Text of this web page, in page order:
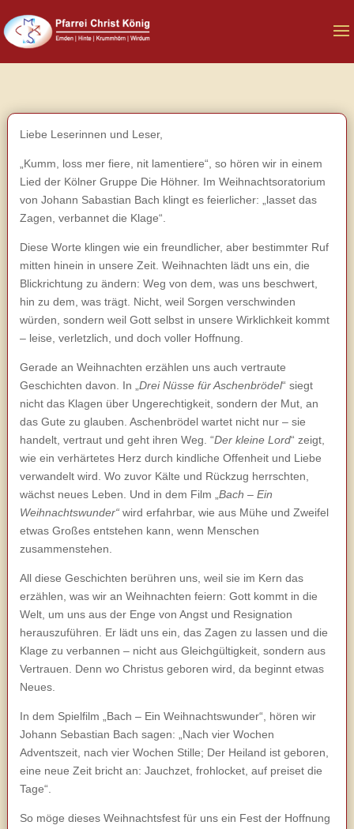
Liebe Leserinnen und Leser,
„Kumm, loss mer fiere, nit lamentiere“, so hören wir in einem
Lied der Kölner Gruppe Die Höhner. Im Weihnachtsoratorium
von Johann Sabastian Bach klingt es feierlicher: „lasset das
Zagen, verbannet die Klage“.
Diese Worte klingen wie ein freundlicher, aber bestimmter Ruf
mitten hinein in unsere Zeit. Weihnachten lädt uns ein, die
Blickrichtung zu ändern: Weg von dem, was uns beschwert,
hin zu dem, was trägt. Nicht, weil Sorgen verschwinden
würden, sondern weil Gott selbst in unsere Wirklichkeit kommt
– leise, verletzlich, und doch voller Hoffnung.
Gerade an Weihnachten erzählen uns auch vertraute
Geschichten davon. In „ Drei Nüsse für Aschenbrödel“ siegt
nicht das Klagen über Ungerechtigkeit, sondern der Mut, an
das Gute zu glauben. Aschenbrödel wartet nicht nur – sie
handelt, vertraut und geht ihren Weg. “Der kleine Lord“ zeigt,
wie ein verhärtetes Herz durch kindliche Offenheit und Liebe
verwandelt wird. Wo zuvor Kälte und Rückzug herrschten,
wächst neues Leben. Und in dem Film „ Bach – Ein
Weihnachtswunder“ wird erfahrbar, wie aus Mühe und Zweifel
etwas Großes entstehen kann, wenn Menschen
zusammenstehen.
All diese Geschichten berühren uns, weil sie im Kern das
erzählen, was wir an Weihnachten feiern: Gott kommt in die
Welt, um uns aus der Enge von Angst und Resignation
herauszuführen. Er lädt uns ein, das Zagen zu lassen und die
Klage zu verbannen – nicht aus Gleichgültigkeit, sondern aus
Vertrauen. Denn wo Christus geboren wird, da beginnt etwas
Neues.
In dem Spielfilm „Bach – Ein Weihnachtswunder“, hören wir
Johann Sebastian Bach sagen: „Nach vier Wochen
Adventszeit, nach vier Wochen Stille; Der Heiland ist geboren,
eine neue Zeit bricht an: Jauchzet, frohlocket, auf preiset die
Tage“.
So möge dieses Weihnachtsfest für uns ein Fest der Hoffnung